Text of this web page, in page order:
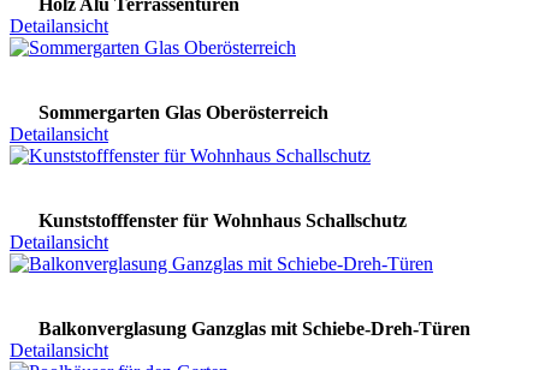
Detailansicht
Sommergarten Glas Oberösterreich
Detailansicht
Kunststofffenster für Wohnhaus Schallschutz
Detailansicht
Balkonverglasung Ganzglas mit Schiebe-Dreh-Türen
Detailansicht